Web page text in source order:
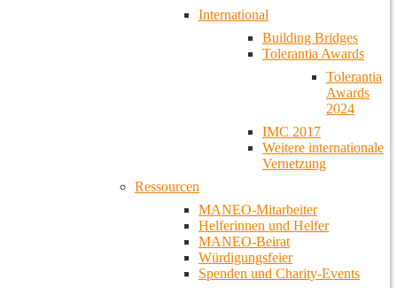
International
Building Bridges
Tolerantia Awards
Tolerantia
Awards
2024
IMC 2017
Weitere internationale
Vernetzung
Ressourcen
MANEO-Mitarbeiter
Helferinnen und Helfer
MANEO-Beirat
Würdigungsfeier
Spenden und Charity-Events